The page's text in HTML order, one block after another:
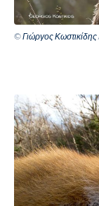
© Γιώργος Κωστικίδης